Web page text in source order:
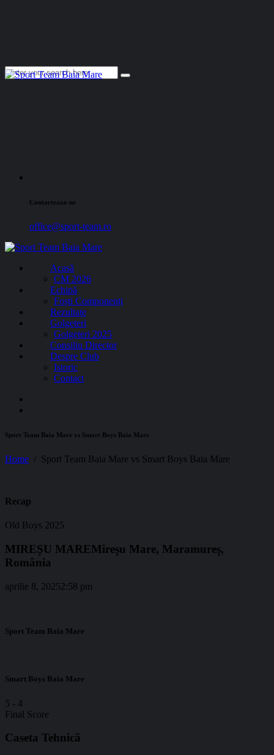
Contacteaza-ne
office@sport-team.ro
Acasă
CM 2026
Echipă
Foști Componenți
Rezultate
Golgeteri
Golgeteri 2025
Consiliu Director
Despre Club
Istoric
Contact
Sport Team Baia Mare vs Smart Boys Baia Mare
Home Sport Team Baia Mare vs Smart Boys Baia Mare
Recap
Old Boys 2025
MIREȘU MAREMireșu Mare, Maramureș,
România
aprilie 8, 20252:58 pm
Sport Team Baia Mare
Smart Boys Baia Mare
5 - 4
Final Score
Caseta Tehnică